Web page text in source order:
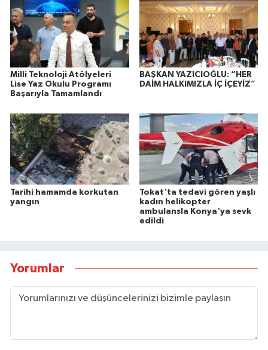
Milli Teknoloji Atölyeleri
Lise Yaz Okulu Programı
Başarıyla Tamamlandı
BAŞKAN YAZICIOĞLU: “HER
DAİM HALKIMIZLA İÇ İÇEYİZ”
Tarihi hamamda korkutan
yangın
Tokat'ta tedavi gören yaşlı
kadın helikopter
ambulansla Konya'ya sevk
edildi
Yorumlar